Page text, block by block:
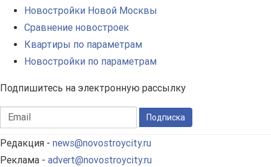
Новостройки Новой Москвы
Сравнение новостроек
Квартиры по параметрам
Новостройки по параметрам
Подпишитесь на электронную рассылку
Подписка
Редакция - news@novostroycity.ru
Реклама - advert@novostroycity.ru